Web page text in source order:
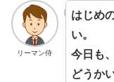
リーマン侍
はじめ
い。
今日も
どうか